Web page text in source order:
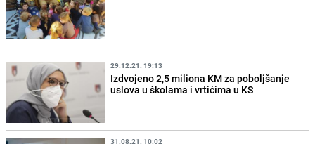
29.12.21. 19:13
Izdvojeno 2,5 miliona KM za poboljšanje
uslova u školama i vrtićima u KS
31.08.21. 10:02